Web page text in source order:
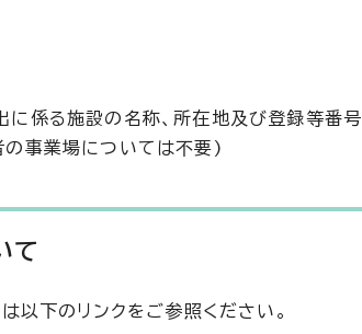
係る施設の名称、所在地及び登録等番号
事業場については不要)
て
下のリンクをご参照ください。